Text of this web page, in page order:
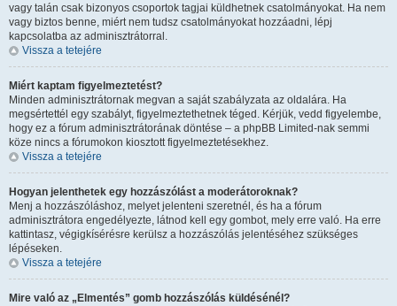
vagy talán csak bizonyos csoportok tagjai küldhetnek csatolmányokat. Ha nem
vagy biztos benne, miért nem tudsz csatolmányokat hozzáadni, lépj
kapcsolatba az adminisztrátorral.
Vissza a tetejére
Miért kaptam figyelmeztetést?
Minden adminisztrátornak megvan a saját szabályzata az oldalára. Ha
megsértettél egy szabályt, figyelmeztethetnek téged. Kérjük, vedd figyelembe,
hogy ez a fórum adminisztrátorának döntése – a phpBB Limited-nak semmi
köze nincs a fórumokon kiosztott figyelmeztetésekhez.
Vissza a tetejére
Hogyan jelenthetek egy hozzászólást a moderátoroknak?
Menj a hozzászóláshoz, melyet jelenteni szeretnél, és ha a fórum
adminisztrátora engedélyezte, látnod kell egy gombot, mely erre való. Ha erre
kattintasz, végigkísérésre kerülsz a hozzászólás jelentéséhez szükséges
lépéseken.
Vissza a tetejére
Mire való az „Elmentés” gomb hozzászólás küldésénél?